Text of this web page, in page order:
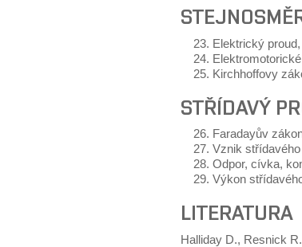
Elektrický
Kirchhoffovy
STŘÍDAVÝ
Faradayův
Vznik
Odpor, cívka,
Výkon
LITERATURA
Halliday D., Resnick